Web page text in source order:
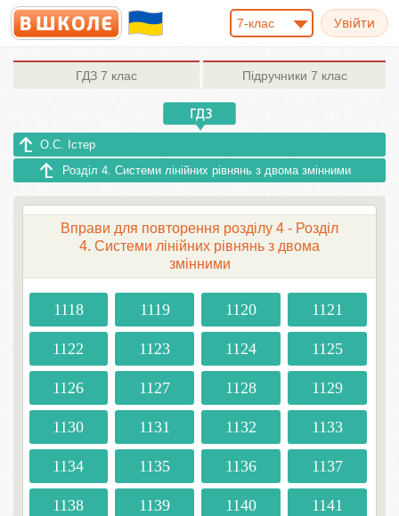
7-клас
ГДЗ 7 клас Підручники 7 клас
О.С. Істер
Розділ 4. Системи лінійних рівнянь з двома змінними
Вправи для повторення розділу 4 - Розділ
4. Системи лінійних рівнянь з двома
змінними
1118 1119 1120 1121
1122 1123 1124 1125
1126 1127 1128 1129
1130 1131 1132 1133
1134 1135 1136 1137
1138 1139 1140 1141